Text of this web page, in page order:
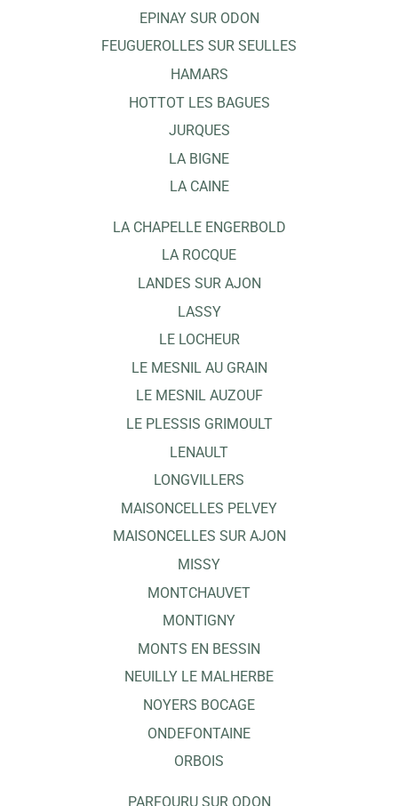
EPINAY SUR ODON
FEUGUEROLLES SUR SEULLES
HAMARS
HOTTOT LES BAGUES
JURQUES
LA BIGNE
LA CAINE
LA CHAPELLE ENGERBOLD
LA ROCQUE
LANDES SUR AJON
LASSY
LE LOCHEUR
LE MESNIL AU GRAIN
LE MESNIL AUZOUF
LE PLESSIS GRIMOULT
LENAULT
LONGVILLERS
MAISONCELLES PELVEY
MAISONCELLES SUR AJON
MISSY
MONTCHAUVET
MONTIGNY
MONTS EN BESSIN
NEUILLY LE MALHERBE
NOYERS BOCAGE
ONDEFONTAINE
ORBOIS
PARFOURU SUR ODON